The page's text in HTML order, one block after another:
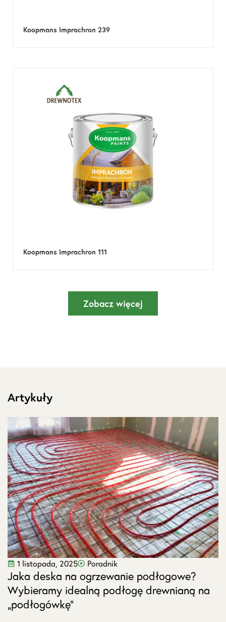
Koopmans Imprachron 239
Koopmans Imprachron 111
Zobacz więcej
Artykuły
1 listopada, 2025 Poradnik
Jaka deska na ogrzewanie podłogowe?
Wybieramy idealną podłogę drewnianą na
„podłogówkę”